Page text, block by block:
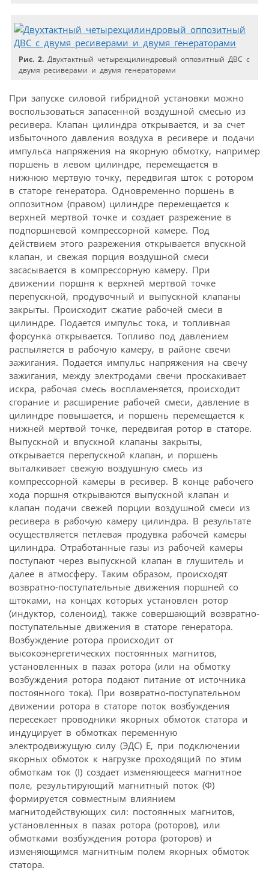
Рис. 2. Двухтактный четырехцилиндровый оппозитный ДВС с
двумя ресиверами и двумя генераторами
При запуске силовой гибридной установки можно
воспользоваться запасенной воздушной смесью из
ресивера. Клапан цилиндра открывается, и за счет
избыточного давления воздуха в ресивере и подачи
импульса напряжения на якорную обмотку, например
поршень в левом цилиндре, перемещается в
нижнюю мертвую точку, передвигая шток с ротором
в статоре генератора. Одновременно поршень в
оппозитном (правом) цилиндре перемещается к
верхней мертвой точке и создает разрежение в
подпоршневой компрессорной камере. Под
действием этого разрежения открывается впускной
клапан, и свежая порция воздушной смеси
засасывается в компрессорную камеру. При
движении поршня к верхней мертвой точке
перепускной, продувочный и выпускной клапаны
закрыты. Происходит сжатие рабочей смеси в
цилиндре. Подается импульс тока, и топливная
форсунка открывается. Топливо под давлением
распыляется в рабочую камеру, в районе свечи
зажигания. Подается импульс напряжения на свечу
зажигания, между электродами свечи проскакивает
искра, рабочая смесь воспламеняется, происходит
сгорание и расширение рабочей смеси, давление в
цилиндре повышается, и поршень перемещается к
нижней мертвой точке, передвигая ротор в статоре.
Выпускной и впускной клапаны закрыты,
открывается перепускной клапан, и поршень
выталкивает свежую воздушную смесь из
компрессорной камеры в ресивер. В конце рабочего
хода поршня открываются выпускной клапан и
клапан подачи свежей порции воздушной смеси из
ресивера в рабочую камеру цилиндра. В результате
осуществляется петлевая продувка рабочей камеры
цилиндра. Отработанные газы из рабочей камеры
поступают через выпускной клапан в глушитель и
далее в атмосферу. Таким образом, происходят
возвратно-поступательные движения поршней со
штоками, на концах которых установлен ротор
(индуктор, соленоид), также совершающий возвратно-
поступательные движения в статоре генератора.
Возбуждение ротора происходит от
высокоэнергетических постоянных магнитов,
установленных в пазах ротора (или на обмотку
возбуждения ротора подают питание от источника
постоянного тока). При возвратно-поступательном
движении ротора в статоре поток возбуждения
пересекает проводники якорных обмоток статора и
индуцирует в обмотках переменную
электродвижущую силу (ЭДС) Е, при подключении
якорных обмоток к нагрузке проходящий по этим
обмоткам ток (I) создает изменяющееся магнитное
поле, результирующий магнитный поток (Ф)
формируется совместным влиянием
магнитодействующих сил: постоянных магнитов,
установленных в пазах ротора (роторов), или
обмотками возбуждения ротора (роторов) и
изменяющимся магнитным полем якорных обмоток
статора.